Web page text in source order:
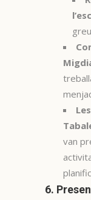
van
6.